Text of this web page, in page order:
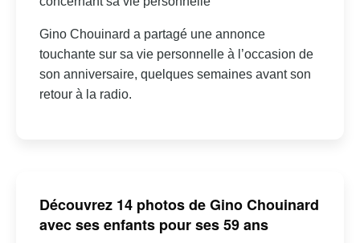
Gino Chouinard a partagé une annonce
touchante sur sa vie personnelle à l’occasion de
son anniversaire, quelques semaines avant son
retour à la radio.
Découvrez 14 photos de Gino Chouinard
avec ses enfants pour ses 59 ans